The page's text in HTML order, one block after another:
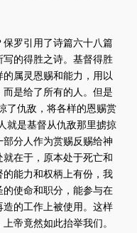
罗引用了诗篇六十八篇
的得胜之诗。基督得胜
属灵恩赐和能力，用以
是给了所有的人。但是
了仇敌，将各样的恩赐赏
就是基督从仇敌那里掳掠
分人作为赏赐反赐给神
在于，原本处于死亡和
能力和权柄上有份，我
使命和职分，能参与在
造的工作上被使用。这样
帝竟然如此抬举我们。